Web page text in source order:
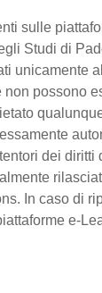
sulle
Studi di
unicamente
non possono
dei diritti
In caso di
e-